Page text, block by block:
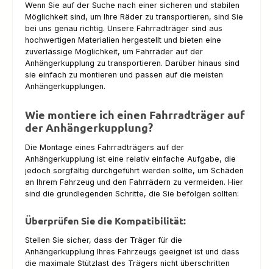
Wenn Sie auf der Suche nach einer sicheren und stabilen
Möglichkeit sind, um Ihre Räder zu transportieren, sind Sie
bei uns genau richtig. Unsere Fahrradträger sind aus
hochwertigen Materialien hergestellt und bieten eine
zuverlässige Möglichkeit, um Fahrräder auf der
Anhängerkupplung zu transportieren. Darüber hinaus sind
sie einfach zu montieren und passen auf die meisten
Anhängerkupplungen.
Wie montiere ich einen Fahrradträger auf
der Anhängerkupplung?
Die Montage eines Fahrradträgers auf der
Anhängerkupplung ist eine relativ einfache Aufgabe, die
jedoch sorgfältig durchgeführt werden sollte, um Schäden
an Ihrem Fahrzeug und den Fahrrädern zu vermeiden. Hier
sind die grundlegenden Schritte, die Sie befolgen sollten:
Überprüfen Sie die Kompatibilität:
Stellen Sie sicher, dass der Träger für die
Anhängerkupplung Ihres Fahrzeugs geeignet ist und dass
die maximale Stützlast des Trägers nicht überschritten